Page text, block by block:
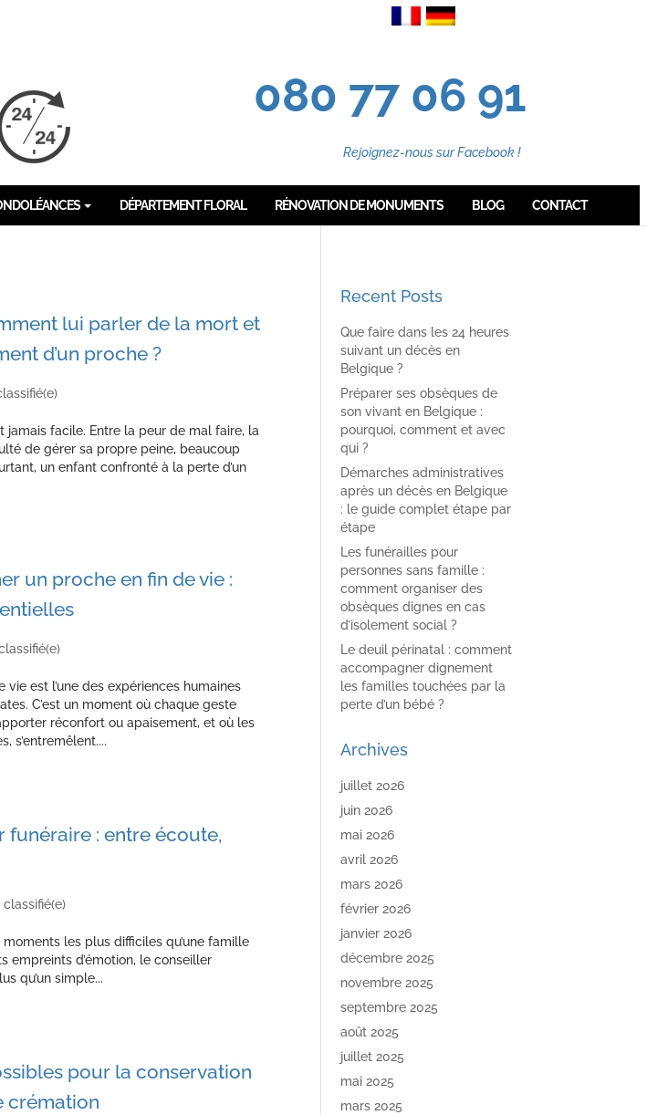
080 77 06 91
Rejoignez-nous sur Facebook !
DÉPARTEMENT FLORAL RÉNOVATION DE MONUMENTS BLOG CONTACT
lui parler de la mort et
d’un proche ?
jamais facile. Entre la peur de mal faire, la
de gérer sa propre peine, beaucoup
un enfant confronté à la perte d’un
un proche en fin de vie :
est l’une des expériences humaines
C’est un moment où chaque geste
réconfort ou apaisement, et où les
s’entremêlent....
funéraire : entre écoute,
classifié(e)
moments les plus difficiles qu’une famille
empreints d’émotion, le conseiller
qu’un simple...
pour la conservation
crémation
Recent Posts
Que faire dans les 24 heures
suivant un décès en
Belgique ?
Préparer ses obsèques de
son vivant en Belgique :
pourquoi, comment et avec
qui ?
Démarches administratives
après un décès en Belgique
: le guide complet étape par
étape
Les funérailles pour
personnes sans famille :
comment organiser des
obsèques dignes en cas
d’isolement social ?
Le deuil périnatal : comment
accompagner dignement
les familles touchées par la
perte d’un bébé ?
Archives
juillet 2026
juin 2026
mai 2026
avril 2026
mars 2026
février 2026
janvier 2026
décembre 2025
novembre 2025
septembre 2025
août 2025
juillet 2025
mai 2025
mars 2025